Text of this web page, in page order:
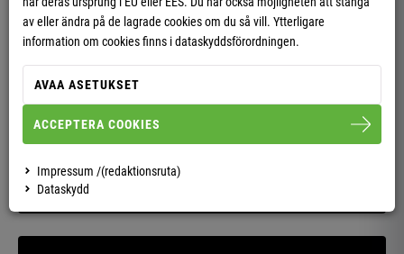
Glömt ditt lösenord?
LOGGA IN
Är du inte kund ännu?
Skapa ditt konto nu – orderhistorik, leveransstatus & mer på ett ögonblick!
SKAPA KONTO
av eller ändra på de lagrade cookies om du så vill. Ytterligare
information om cookies finns i dataskyddsförordningen.
AVAA ASETUKSET
ACCEPTERA COOKIES
Impressum /(redaktionsruta)
Dataskydd